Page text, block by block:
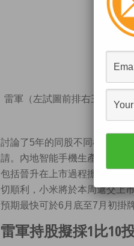
雷軍（左試圖前排右三）日前
討論了5年的同股不同權制度（
請。內地智能手機生產商小米
包括晉升在上市過程擔當重要
切順利，小米將於本周遞交上
預期最快可於6月底至7月初掛
雷軍持股擬採1比10